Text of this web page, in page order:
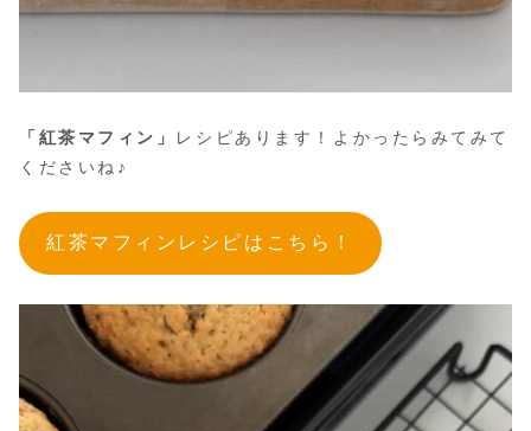
「紅茶マフィン」 レシピあります！よかったらみてみて
くださいね♪
紅茶マフィンレシピはこちら！